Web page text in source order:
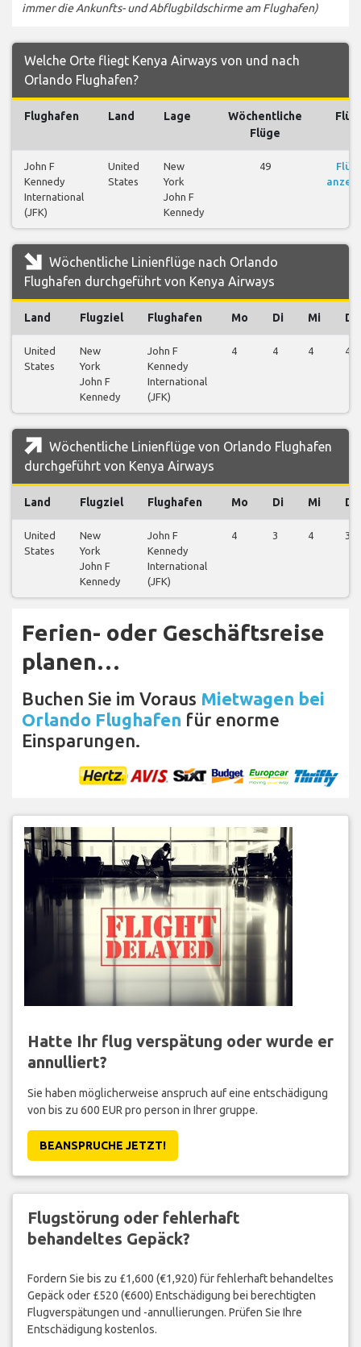
immer die Ankunfts- und Abflugbildschirme am Flughafen)
Welche Orte fliegt Kenya Airways von und nach
Orlando Flughafen?
Flughafen Land Lage
Wöchentliche
Flüge
John F
Kennedy
International
(JFK)
United
States
New
York
John F
Kennedy
49
Wöchentliche Linienflüge nach Orlando
Flughafen durchgeführt von Kenya Airways
Land Flugziel Flughafen Mo Di Mi Do
United
States
New
York
John F
Kennedy
John F
Kennedy
International
(JFK)
4 4 4 4
Wöchentliche Linienflüge von Orlando Flughafen
durchgeführt von Kenya Airways
Land Flugziel Flughafen Mo Di Mi Do
United
States
New
York
John F
Kennedy
John F
Kennedy
International
(JFK)
4 3 4 3
Ferien- oder Geschäftsreise
planen…
Buchen Sie im Voraus Mietwagen bei
Orlando Flughafen für enorme
Einsparungen.
Hatte Ihr flug verspätung oder wurde er
annulliert?
Sie haben möglicherweise anspruch auf eine entschädigung
von bis zu 600 EUR pro person in Ihrer gruppe.
BEANSPRUCHE JETZT!
Flugstörung oder fehlerhaft
behandeltes Gepäck?
Fordern Sie bis zu £1,600 (€1,920) für fehlerhaft behandeltes
Gepäck oder £520 (€600) Entschädigung bei berechtigten
Flugverspätungen und -annullierungen. Prüfen Sie Ihre
Entschädigung kostenlos.